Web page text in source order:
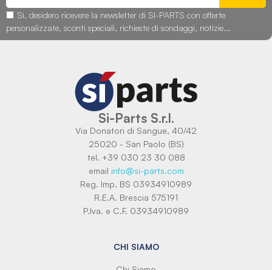
Sì, desidero ricevere la newsletter di SI-PARTS con offerte
personalizzate, sconti speciali, richieste di sondaggi, notizie...
Si-Parts S.r.l.
Via Donatori di Sangue, 40/42
25020 - San Paolo (BS)
tel. +39 030 23 30 088
email info@si-parts.com
Reg. Imp. BS 03934910989
R.E.A. Brescia 575191
P.Iva. e C.F. 03934910989
CHI SIAMO